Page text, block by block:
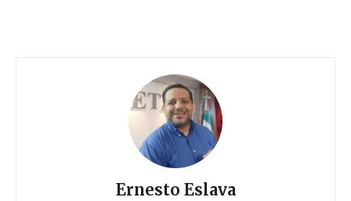
Ernesto Eslava